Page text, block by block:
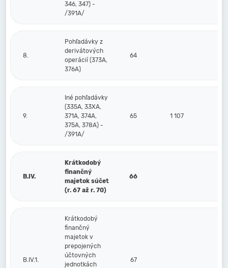
346, 347) -
/391A/
8.
Pohľadávky z
derivátových
operácií (373A,
376A)
64
9.
Iné pohľadávky
(335A, 33XA,
371A, 374A,
375A, 378A) -
/391A/
65 1 107
B.IV.
Krátkodobý
finančný
majetok súčet
(r. 67 až r. 70)
66
B.IV.1.
Krátkodobý
finančný
majetok v
prepojených
účtovných
jednotkách
67